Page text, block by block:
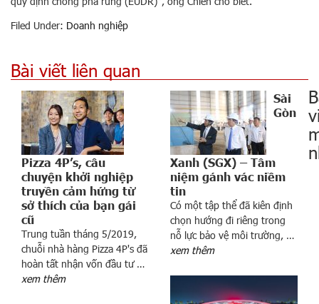
Filed Under: Doanh nghiệp
Bài viết liên quan
Pizza 4P’s, câu
chuyện khởi nghiệp
truyền cảm hứng từ
sở thích của bạn gái
cũ
Trung tuần tháng 5/2019,
chuỗi nhà hàng Pizza 4P's đã
hoàn tất nhận vốn đầu tư …
xem thêm
Sài
Gòn
Xanh (SGX) – Tâm
niệm gánh vác niềm
tin
Có một tập thể đã kiên định
chọn hướng đi riêng trong
nỗ lực bảo vệ môi trường, …
xem thêm